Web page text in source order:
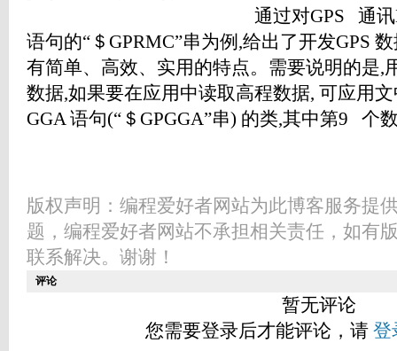
版权声明：编程爱好者网站为此博客服务提
题，编程爱好者网站不承担相关责任，如有
联系解决。谢谢！
评论
暂无评论
您需要登录后才能评论，请 登